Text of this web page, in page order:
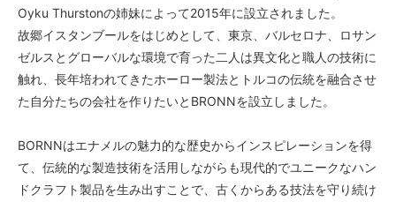
Oyku Thurstonの姉妹によって2015年に設立されました。
故郷イスタンブールをはじめとして、東京、バルセロナ、ロサン
ゼルスとグローバルな環境で育った二人は異文化と職人の技術に
触れ、長年培われてきたホーロー製法とトルコの伝統を融合させ
た自分たちの会社を作りたいとBRONNを設立しました。
BORNNはエナメルの魅力的な歴史からインスピレーションを得
て、伝統的な製造技術を活用しながらも現代的でユニークなハン
ドクラフト製品を生み出すことで、古くからある技法を守り続け